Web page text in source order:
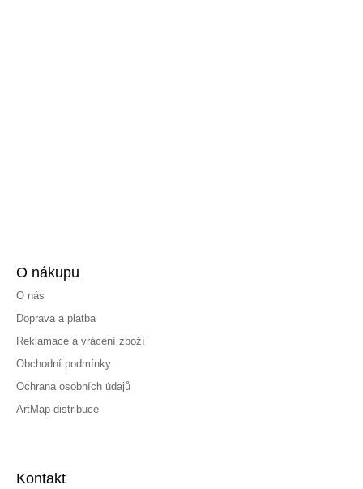
O nákupu
O nás
Doprava a platba
Reklamace a vrácení zboží
Obchodní podmínky
Ochrana osobních údajů
ArtMap distribuce
Kontakt